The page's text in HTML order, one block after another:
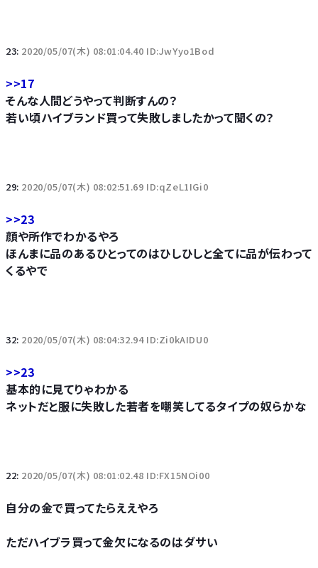
23: 2020/05/07(木) 08:01:04.40 ID:JwYyo1Bod
>>17
そんな人間どうやって判断すんの？
若い頃ハイブランド買って失敗しましたかって聞くの？
29: 2020/05/07(木) 08:02:51.69 ID:qZeL1IGi0
>>23
顔や所作でわかるやろ
ほんまに品のあるひとってのはひしひしと全てに品が伝わって
くるやで
32: 2020/05/07(木) 08:04:32.94 ID:Zi0kAIDU0
>>23
基本的に見てりゃわかる
ネットだと服に失敗した若者を嘲笑してるタイプの奴らかな
22: 2020/05/07(木) 08:01:02.48 ID:FX15NOi00
自分の金で買ってたらええやろ
ただハイブラ買って金欠になるのはダサい